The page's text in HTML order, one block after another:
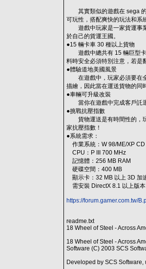
其實類似的遊戲在 sega 的
可玩性，搭配爽快的玩法和系
遊戲中玩家是一家貨運事業
於自己的貨運王國。
●15 輛卡車 30 種以上貨物
遊戲中總共有 15 輛巨型卡
料時安全必須特別注意，若是
●體驗道地美國風景
在遊戲中，玩家必須要在全
描繪，因此當在運送貨物的同
●車輛可升級改裝
當你在遊戲中完成客戶託運
●挑戰抗壓指數
貨物運送是有時間性的，玩
家抗壓指數！
●系統需求：
作業系統：W 98/ME/XP CD
CPU：P III 700 MHz
記憶體：256 MB RAM
硬碟空間：400 MB
顯示卡：32 MB 以上 3D 加
需安裝 DirectX 8.1 以上版本
https://forum.gamer.com.tw/
readme.txt
18 Wheel of Steel - Across
18 Wheel of Steel - Across
Software (C) 2003 SCS
Developed by SCS